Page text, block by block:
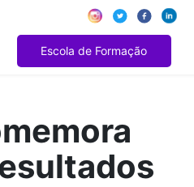
Escola de Formação